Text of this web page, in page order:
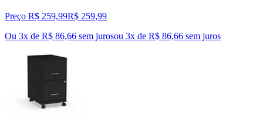
Preço R$ 259,99R$ 259,99
Ou 3x de R$ 86,66 sem jurosou 3x de R$ 86,66 sem juros